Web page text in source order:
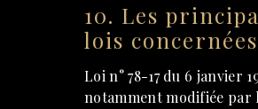
10. Les
lois
Loi n° 78-17 du 6 janvier
notamment modifiée par